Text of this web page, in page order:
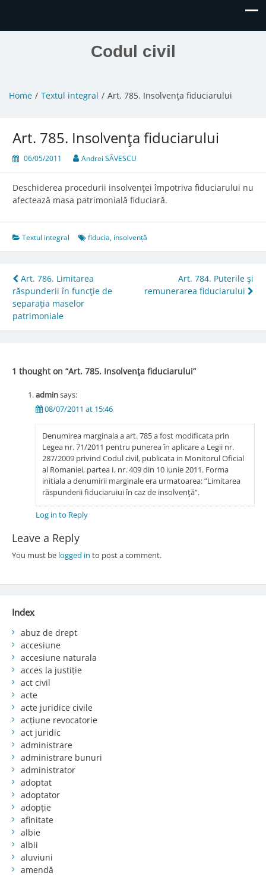
Codul civil
Home Textul integral Art. 785. Insolvenţa fiduciarului
Art. 785. Insolvenţa fiduciarului
06/05/2011 Andrei SĂVESCU
Deschiderea procedurii insolvenţei împotriva fiduciarului nu
afectează masa patrimonială fiduciară.
Textul integral fiducia, insolvență
Post
navigation
Art. 786. Limitarea
răspunderii în funcţie de
separaţia maselor
patrimoniale
Art. 784. Puterile şi
remunerarea fiduciarului
1 thought on “Art. 785. Insolvenţa fiduciarului”
adminsays:
08/07/2011 at 15:46
Denumirea marginala a art. 785 a fost modificata prin
Legea nr. 71/2011 pentru punerea în aplicare a Legii nr.
287/2009 privind Codul civil, publicata in Monitorul Oficial
al Romaniei, partea I, nr. 409 din 10 iunie 2011. Forma
initiala a denumirii marginale era urmatoarea: “Limitarea
răspunderii fiduciaruiui în caz de insolvenţă”.
Log in to Reply
Leave a Reply
You must be logged in to post a comment.
Index
abuz de drept
accesiune
accesiune naturala
acces la justiție
act civil
acte
acte juridice civile
acțiune revocatorie
act juridic
administrare
administrare bunuri
administrator
adoptat
adoptator
adopție
afinitate
albie
albii
aluviuni
amendă